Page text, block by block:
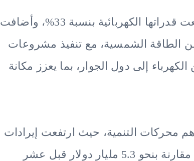
وفي قطاع الطاقة، أوضح سمنة أن مصر رفعت قدراتها الكهربائية بنسبة 33%، وأضافت
الرياح و2.8 جيجاوات من الطاقة الشمسية، مع تنفيذ مشروعات
إلى 10 جيجاوات من الكهرباء إلى دول الجوار، بما يعزز مكانة
محركات التنمية، حيث ارتفعت إيرادات
قناة السويس إلى 9.4 مليار دولار عام 2023، مقارنة بنحو 5.3 مليار دولار قبل عشر